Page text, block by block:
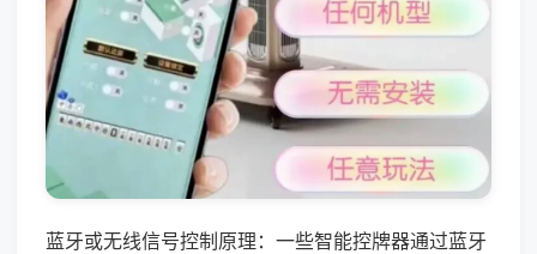
蓝牙或无线信号控制原理：一些智能控牌器通过蓝牙